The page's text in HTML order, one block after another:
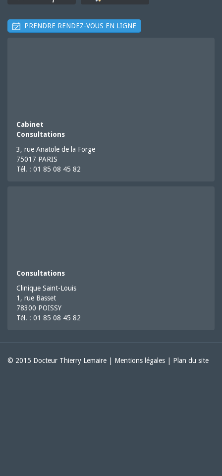
PRENDRE RENDEZ-VOUS EN LIGNE
Cabinet
Consultations
3, rue Anatole de la Forge
75017 PARIS
Tél. : 01 85 08 45 82
Consultations
Clinique Saint-Louis
1, rue Basset
78300 POISSY
Tél. : 01 85 08 45 82
© 2015 Docteur Thierry Lemaire | Mentions légales Plan du site